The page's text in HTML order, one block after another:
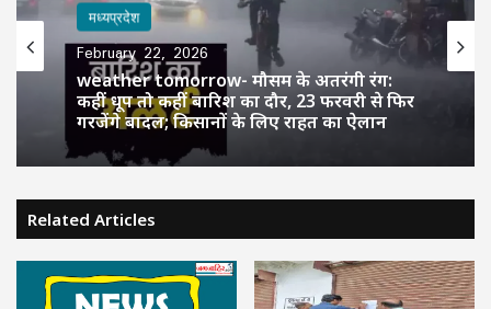
मध्यप्रदेश
February 22, 2026
weather tomorrow- मौसम के अतरंगी रंग:
कहीं धूप तो कहीं बारिश का दौर, 23 फरवरी से फिर
गरजेंगे बादल; किसानों के लिए राहत का ऐलान
Related Articles